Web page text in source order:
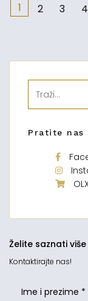
1 2 3 4
Pratite nas
Želite saznati
Kontaktirajte nas!
Ime i prezime *